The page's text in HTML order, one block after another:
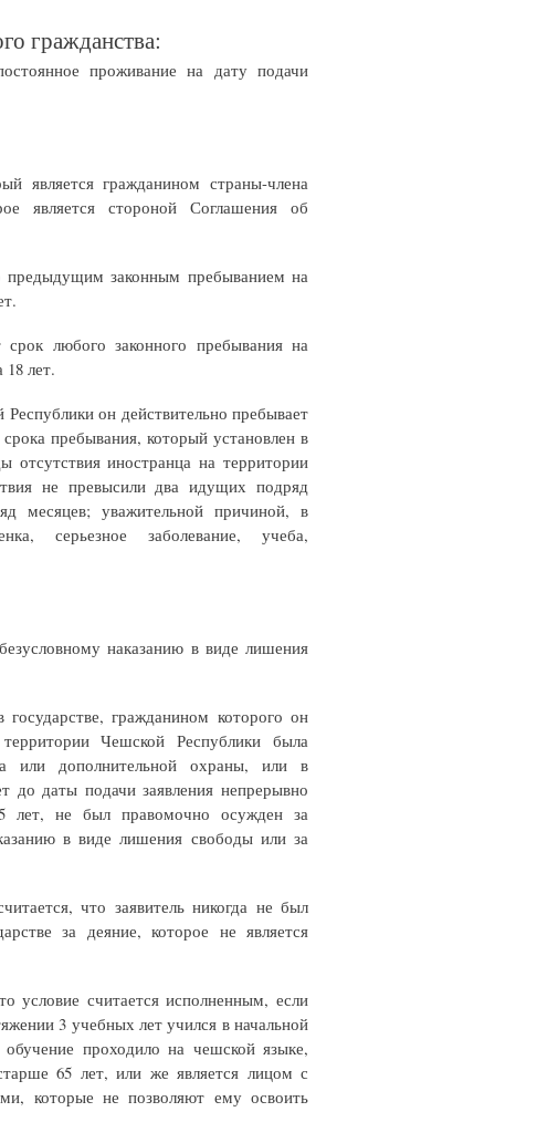
гражданства:
проживание на дату подачи
является гражданином страны-члена
является стороной Соглашения об
предыдущим законным пребыванием на
любого законного пребывания на
лет.
он действительно пребывает
пребывания, который установлен в
иностранца на территории
не превысили два идущих подряд
месяцев; уважительной причиной, в
серьезное заболевание, учеба,
наказанию в виде лишения
гражданином которого он
Чешской Республики была
или дополнительной охраны, или в
до даты подачи заявления непрерывно
лет, не был правомочно осужден за
в виде лишения свободы или за
что заявитель никогда не был
за деяние, которое не является
условие считается исполненным, если
3 учебных лет учился в начальной
проходило на чешской языке,
65 лет, или же является лицом с
которые не позволяют ему освоить